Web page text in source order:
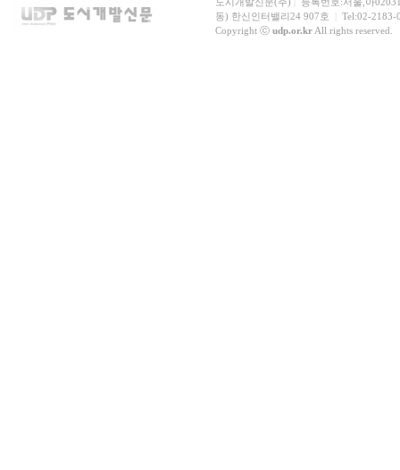
동) 한신인터밸리24 907호
Tel:02-2183-
Copyright ⓒ udp.or.krAll rights reserved.